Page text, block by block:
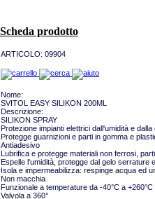
Scheda prodotto
ARTICOLO: 09904
Nome:
SVITOL EASY SILIKON 200ML
Descrizione:
SILIKON SPRAY
Protezione impianti elettrici dall'umidità e dalla
Protegge guarnizioni e parti in gomma e
Antiadesivo
Lubrifica e protegge materiali non ferrosi,
Espelle l'umidità, protegge dal gelo serrature
Isola e impermeabilizza: respinge acqua ed
Non macchia
Funzionale a temperature da -40°C a +260°C
Valvola a 360°